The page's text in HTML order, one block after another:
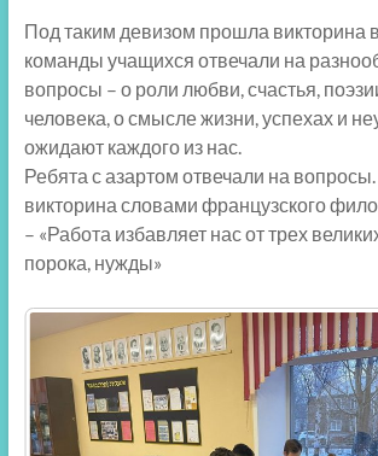
Под таким девизом прошла викторина
команды учащихся отвечали на
вопросы – о роли любви, счастья,
человека, о смысле жизни, успехах и
ожидают каждого из нас.
Ребята с азартом отвечали на
викторина словами французского
– «Работа избавляет нас от трех
порока, нужды»